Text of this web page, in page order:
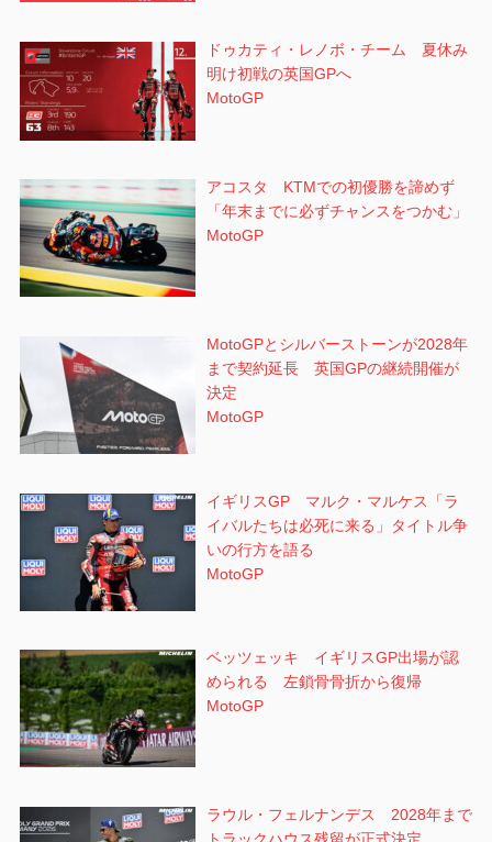
ドゥカティ・レノボ・チーム 夏休み
明け初戦の英国GPへ
MotoGP
アコスタ KTMでの初優勝を諦めず
「年末までに必ずチャンスをつかむ」
MotoGP
MotoGPとシルバーストーンが2028年
まで契約延長 英国GPの継続開催が
決定
MotoGP
イギリスGP マルク・マルケス「ラ
イバルたちは必死に来る」タイトル争
いの行方を語る
MotoGP
ベッツェッキ イギリスGP出場が認
められる 左鎖骨骨折から復帰
MotoGP
ラウル・フェルナンデス 2028年まで